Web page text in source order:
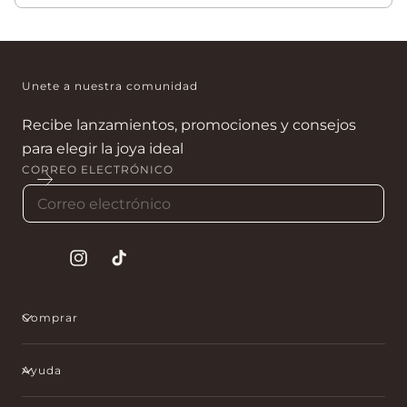
especiales.
Unete a nuestra comunidad
Recibe lanzamientos, promociones y consejos
para elegir la joya ideal
CORREO ELECTRÓNICO
Instagram
tiktok
Comprar
Ayuda